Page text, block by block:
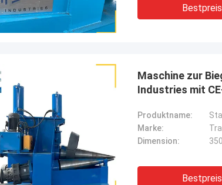
Bestpreis
Maschine zur
Industries mit
Produktname:
Marke:
Dimension:
Bestpreis